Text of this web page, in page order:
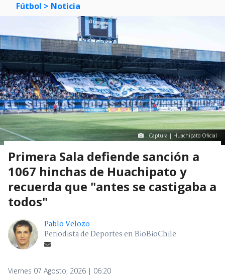
Fútbol > Noticia
Captura | Huachipato Oficial
Primera Sala defiende sanción a
1067 hinchas de Huachipato y
recuerda que "antes se castigaba a
todos"
Pablo Velozo
Periodista de Deportes en BioBioChile
Viernes 07 Agosto, 2026 | 06:20